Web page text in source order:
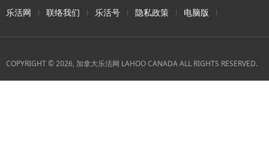
乐活网 联络我们 乐活号 隐私政策 电脑版
COPYRIGHT © 2026, 加拿大乐活网 LAHOO CANADA ALL RIGHTS RESERVED.